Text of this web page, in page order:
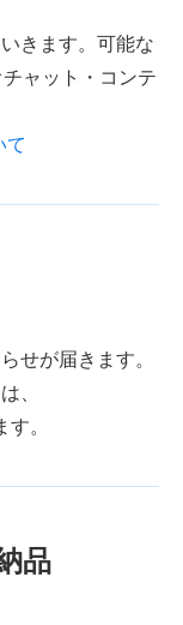
きます。可能な
ャット・コンテ
て
せが届きます。
、
。
品